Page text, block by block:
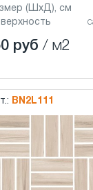
(ШхД), см
руб / м2
BN2L111